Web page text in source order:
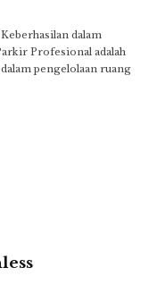
dalam
Profesional adalah
pengelolaan ruang